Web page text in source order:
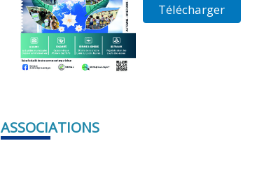
Télécharger
ASSOCIATIONS